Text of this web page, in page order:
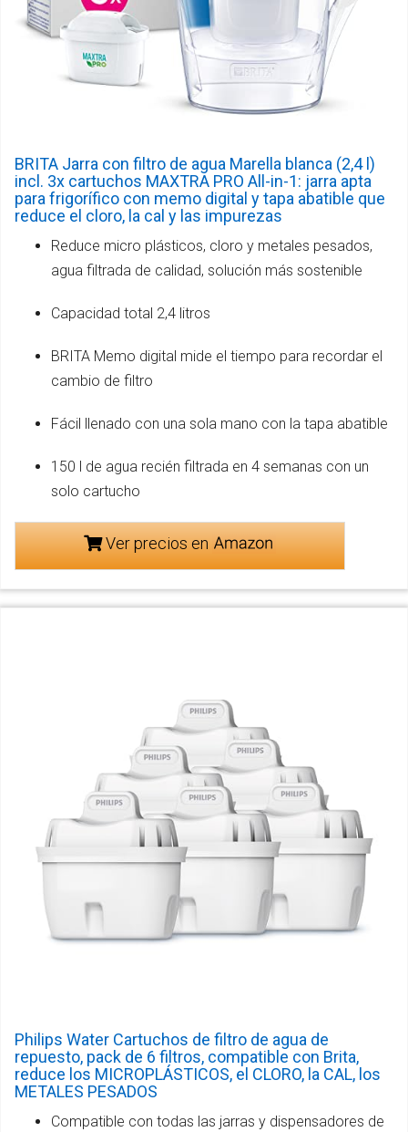
BRITA Jarra con filtro de agua Marella blanca (2,4 l)
incl. 3x cartuchos MAXTRA PRO All-in-1: jarra apta
para frigorífico con memo digital y tapa abatible que
reduce el cloro, la cal y las impurezas
Reduce micro plásticos, cloro y metales pesados,
agua filtrada de calidad, solución más sostenible
Capacidad total 2,4 litros
BRITA Memo digital mide el tiempo para recordar el
cambio de filtro
Fácil llenado con una sola mano con la tapa abatible
150 l de agua recién filtrada en 4 semanas con un
solo cartucho
Ver precios en
Philips Water Cartuchos de filtro de agua de
repuesto, pack de 6 filtros, compatible con Brita,
reduce los MICROPLÁSTICOS, el CLORO, la CAL, los
METALES PESADOS
Compatible con todas las jarras y dispensadores de